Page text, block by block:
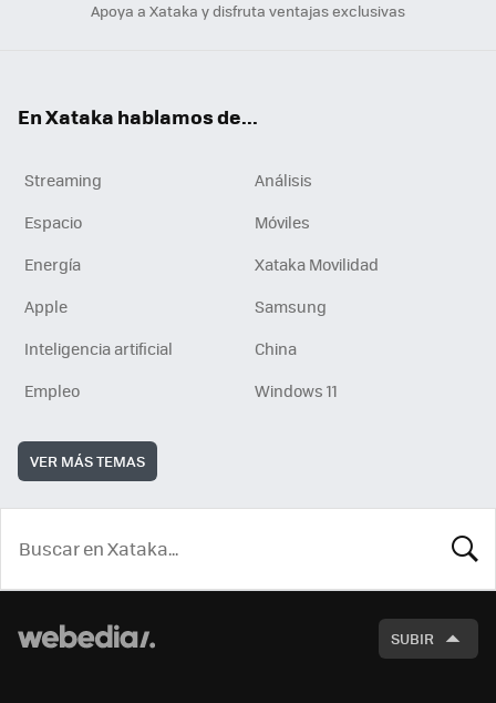
Apoya a Xataka y disfruta ventajas exclusivas
En Xataka hablamos de...
Streaming
Análisis
Espacio
Móviles
Energía
Xataka Movilidad
Apple
Samsung
Inteligencia artificial
China
Empleo
Windows 11
VER MÁS TEMAS
SUBIR